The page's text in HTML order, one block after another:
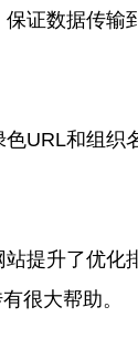
证数据传输
色URL和组织
站提升了优化
很大帮助。